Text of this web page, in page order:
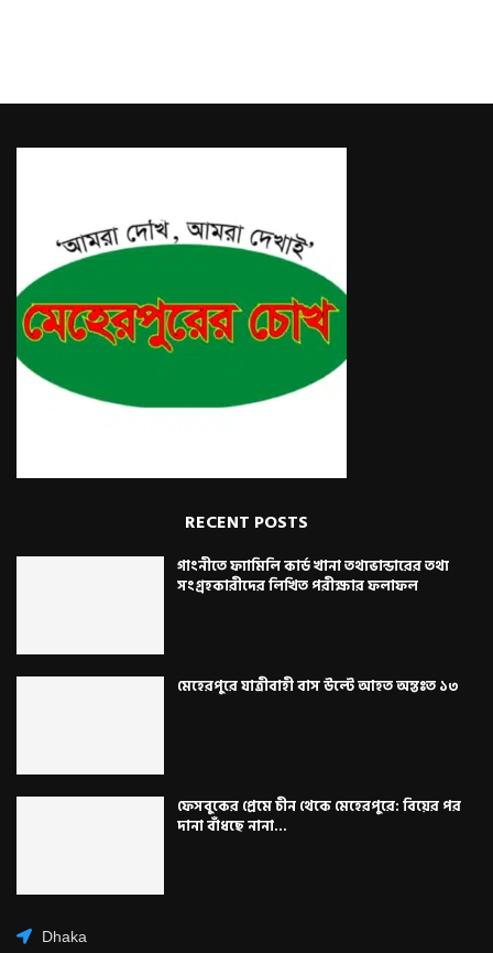
RECENT POSTS
গাংনীতে ফ্যামিলি কার্ড খানা তথ্যভান্ডারের তথ্য
সংগ্রহকারীদের লিখিত পরীক্ষার ফলাফল
মেহেরপুরে যাত্রীবাহী বাস উল্টে আহত অন্তঃত ১৩
ফেসবুকের প্রেমে চীন থেকে মেহেরপুরে: বিয়ের পর
দানা বাঁধছে নানা...
Dhaka